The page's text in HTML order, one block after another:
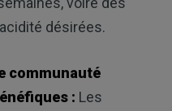
désirées.
communauté
: Les